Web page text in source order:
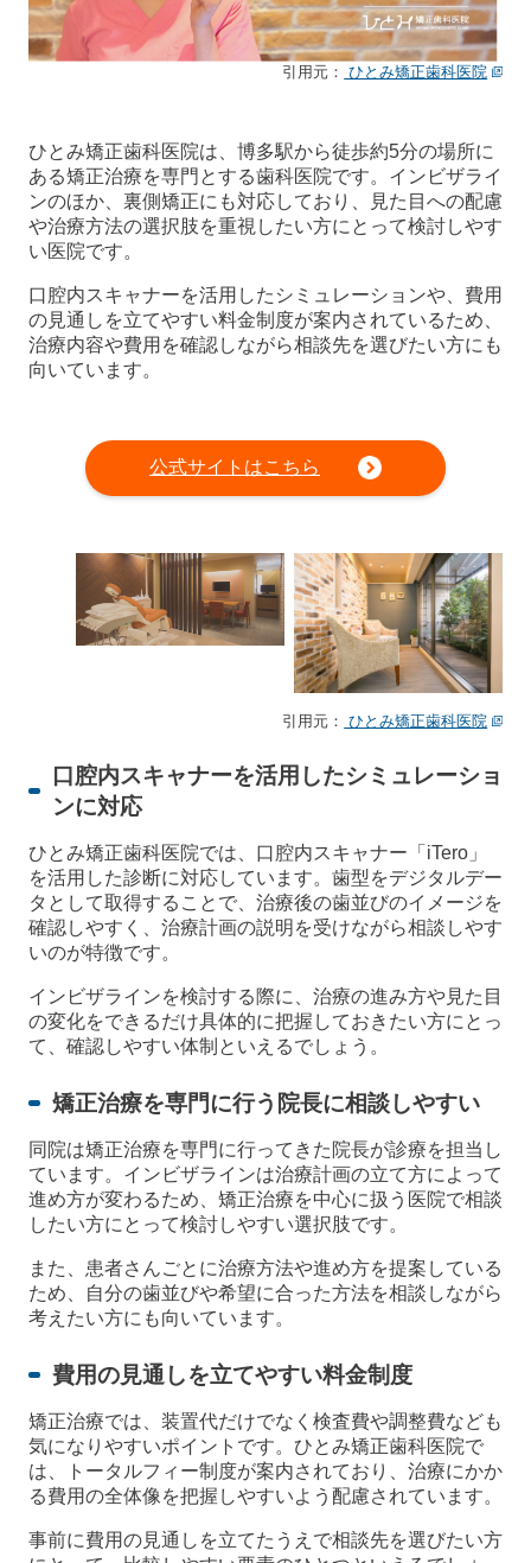
引用元： ひとみ矯正歯科医院
ひとみ矯正歯科医院は、博多駅から徒歩約5分の場所に
ある矯正治療を専門とする歯科医院です。インビザライ
ンのほか、裏側矯正にも対応しており、見た目への配慮
や治療方法の選択肢を重視したい方にとって検討しやす
い医院です。
口腔内スキャナーを活用したシミュレーションや、費用
の見通しを立てやすい料金制度が案内されているため、
治療内容や費用を確認しながら相談先を選びたい方にも
向いています。
公式サイトはこちら
引用元： ひとみ矯正歯科医院
口腔内スキャナーを活用したシミュレーショ
ンに対応
ひとみ矯正歯科医院では、口腔内スキャナー「iTero」
を活用した診断に対応しています。歯型をデジタルデー
タとして取得することで、治療後の歯並びのイメージを
確認しやすく、治療計画の説明を受けながら相談しやす
いのが特徴です。
インビザラインを検討する際に、治療の進み方や見た目
の変化をできるだけ具体的に把握しておきたい方にとっ
て、確認しやすい体制といえるでしょう。
矯正治療を専門に行う院長に相談しやすい
同院は矯正治療を専門に行ってきた院長が診療を担当し
ています。インビザラインは治療計画の立て方によって
進め方が変わるため、矯正治療を中心に扱う医院で相談
したい方にとって検討しやすい選択肢です。
また、患者さんごとに治療方法や進め方を提案している
ため、自分の歯並びや希望に合った方法を相談しながら
考えたい方にも向いています。
費用の見通しを立てやすい料金制度
矯正治療では、装置代だけでなく検査費や調整費なども
気になりやすいポイントです。ひとみ矯正歯科医院で
は、トータルフィー制度が案内されており、治療にかか
る費用の全体像を把握しやすいよう配慮されています。
事前に費用の見通しを立てたうえで相談先を選びたい方